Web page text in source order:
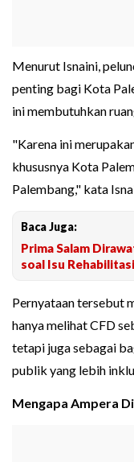
Menurut Isnaini,
penting bagi Kota
ini membutuhkan
"Karena ini
khususnya Kota
Palembang," kata
Baca Juga:
Prima Salam
soal Isu
Pernyataan tersebut
hanya melihat CFD
tetapi juga sebagai
publik yang lebih
Mengapa Ampera